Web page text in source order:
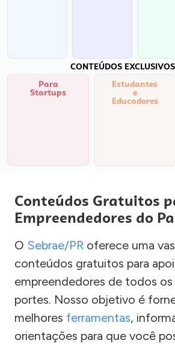
CONTEÚDOS
Para
Startups
Estudantes
e
Educadores
Conteúdos Gratuitos
Empreendedores do
O Sebrae/PR oferece uma
conteúdos gratuitos para
empreendedores de todos
portes. Nosso objetivo é
melhores ferramentas,
orientações para que você